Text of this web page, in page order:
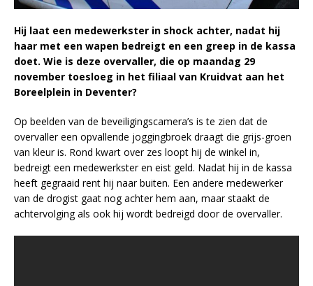
Hij laat een medewerkster in shock achter, nadat hij
haar met een wapen bedreigt en een greep in de kassa
doet. Wie is deze overvaller, die op maandag 29
november toesloeg in het filiaal van Kruidvat aan het
Boreelplein in Deventer?
Op beelden van de beveiligingscamera’s is te zien dat de
overvaller een opvallende joggingbroek draagt die grijs-groen
van kleur is. Rond kwart over zes loopt hij de winkel in,
bedreigt een medewerkster en eist geld. Nadat hij in de kassa
heeft gegraaid rent hij naar buiten. Een andere medewerker
van de drogist gaat nog achter hem aan, maar staakt de
achtervolging als ook hij wordt bedreigd door de overvaller.